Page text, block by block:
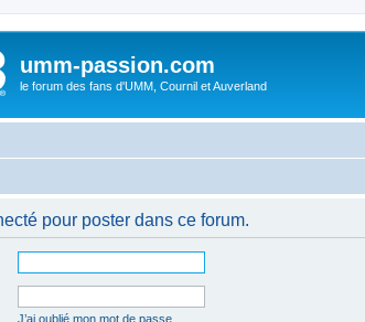
umm-passion.com
le forum des fans d'UMM, Cournil et Auverland
pour poster dans ce forum.
J’ai oublié mon mot de passe